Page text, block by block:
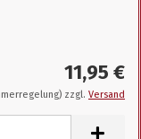
11,95 €
zzgl. Versand